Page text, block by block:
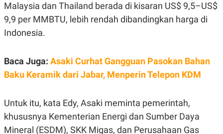
S
A
T
A
A
G
E
K
O
N
N
V
L
I
P
S
Malaysia dan Thailand berada di kisaran US$ 9,5–US$
9,9 per MMBTU, lebih rendah dibandingkan harga di
Indonesia.
Baca Juga: Asaki Curhat Gangguan Pasokan Bahan
Baku Keramik dari Jabar, Menperin Telepon KDM
Untuk itu, kata Edy, Asaki meminta pemerintah,
khususnya Kementerian Energi dan Sumber Daya
Mineral (ESDM), SKK Migas, dan Perusahaan Gas